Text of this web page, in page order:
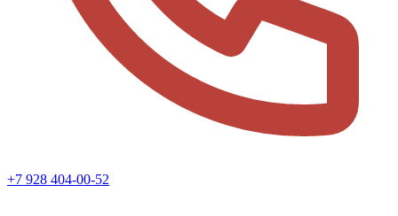
+7 928 404-00-52